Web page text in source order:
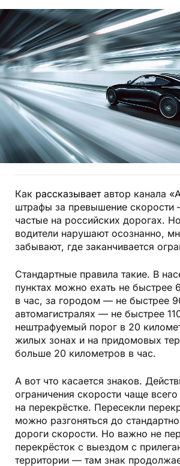
Как рассказываетавтор канала
штрафы за превышение
частые на российских дорогах.
водители нарушают осознанно,
забывают, где заканчивается
Стандартные правила такие. В
пунктах можно ехать не быстрее
в час, за городом — не быстрее
автомагистралях — не быстрее
нештрафуемый порог в 20
жилых зонах и на придомовых
больше 20 километров в час.
А вот что касается знаков.
ограничения скорости чаще всего
на перекрёстке. Пересекли
можно разгоняться до
дороги скорости. Но важно не
перекрёсток с выездом с
территории — там знак